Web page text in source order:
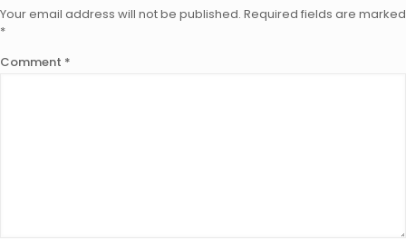
Your email address will not be published. Required fields are marked
*
Comment *